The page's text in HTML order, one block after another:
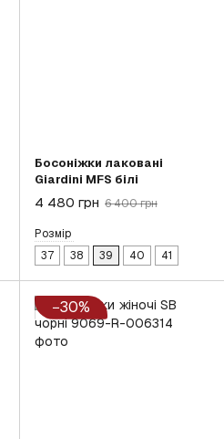
Босоніжки лаковані
Giardini MFS білі
4 480 грн 6 400 грн
Розмір
37
38 39 40 41
−30%